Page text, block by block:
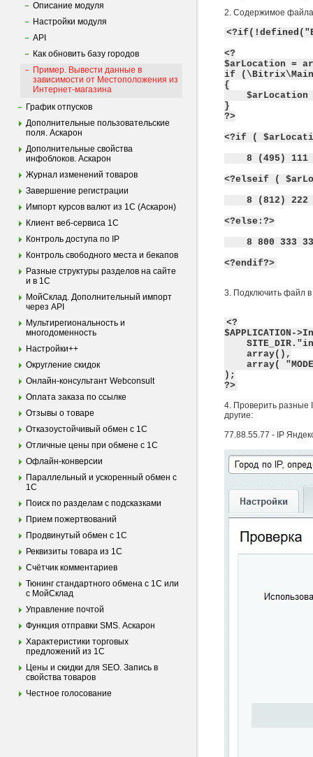
Описание модуля
Настройки модуля
API
Как обновить базу городов
Пример. Вывести данные в
зависимости от Местоположения из
Интернет-магазина
График отпусков
Дополнительные пользовательские
поля. Аскарон
Дополнительные свойства
инфоблоков. Аскарон
Журнал изменений товаров
Завершение регистрации
Импорт курсов валют из 1С (Аскарон)
Клиент веб-сервиса 1С
Контроль доступа по IP
Контроль свободного места и бекапов
Разные структуры разделов на сайте
и в 1С
МойСклад. Дополнительный импорт
через API
Мультирегиональность и
многодоменность
Настройки++
Округление скидок
Онлайн-консультант Webconsult
Оплата заказа по ссылке
Отзывы о товаре
Отказоустойчивый обмен с 1С
Отличные цены при обмене с 1С
Офлайн-конверсии
Параллельный и ускоренный обмен с
1С
Поиск по разделам с подсказками
Прием пожертвований
Продвинутый обмен с 1С
Реквизиты товара из 1С
Счётчик комментариев
Тюнинг стандартного обмена с 1С или
с МойСклад
Управление почтой
Функция отправки SMS. Аскарон
Характеристики торговых
предложений из 1С
Цены и скидки для SEO. Запись в
свойства товаров
Честное голосование
2. Содержимое
<?
$arLocation =
if
{
$arLocation =
}
?>
<?if (
8 (495) 111
<?elseif (
8 (812) 222
<?else:?>
8 800 333 33
<?endif?>
3. Подключить файл
<?
$APPLICATION-
array(),
array(
);
?>
4. Проверить разные
другие:
77.88.55.77 - IP